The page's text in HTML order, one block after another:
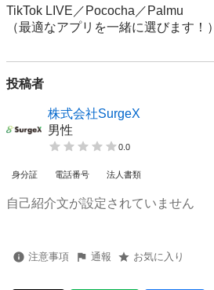
TikTok LIVE／Pococha／Palmu
（最適なアプリを一緒に選びます！）
投稿者
株式会社SurgeX
男性
0.0
身分証 電話番号 法人書類
自己紹介文が設定されていません
注意事項 通報 お気に入り